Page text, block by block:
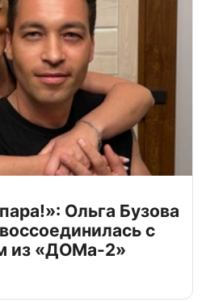
Ольга Бузова
с
из «ДОМа-2»